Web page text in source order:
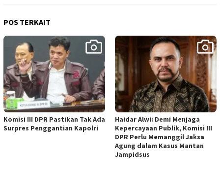
POS TERKAIT
Komisi III DPR Pastikan Tak Ada
Surpres Penggantian Kapolri
Haidar Alwi: Demi Menjaga
Kepercayaan Publik, Komisi III
DPR Perlu Memanggil Jaksa
Agung dalam Kasus Mantan
Jampidsus